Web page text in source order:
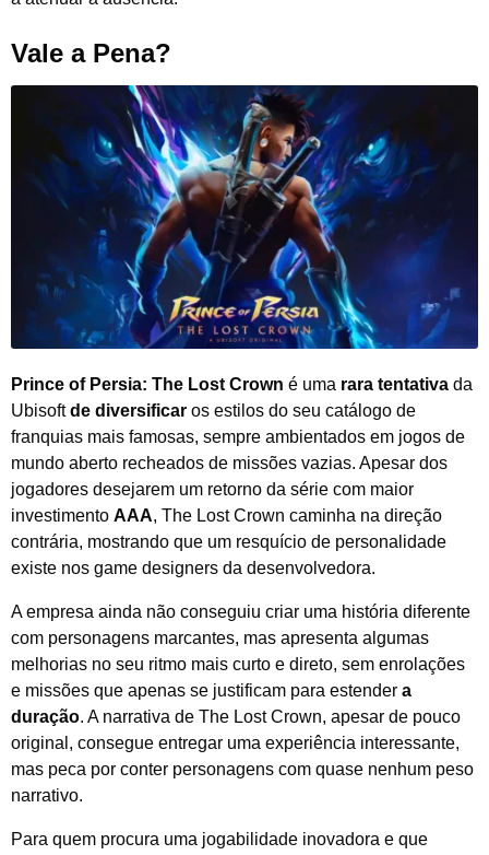
Vale a Pena?
Prince of Persia: The Lost Crown é uma rara tentativa da
Ubisoftde diversificar os estilos do seu catálogo de
franquias mais famosas, sempre ambientados em jogos de
mundo aberto recheados de missões vazias. Apesar dos
jogadores desejarem um retorno da série com maior
investimento AAA, The Lost Crown caminha na direção
contrária, mostrando que um resquício de personalidade
existe nos game designers da desenvolvedora.
A empresa ainda não conseguiu criar uma história diferente
com personagens marcantes, mas apresenta algumas
melhorias no seu ritmo mais curto e direto, sem enrolações
e missões que apenas se justificam para estender a
duração. A narrativa de The Lost Crown, apesar de pouco
original, consegue entregar uma experiência interessante,
mas peca por conter personagens com quase nenhum peso
narrativo.
Para quem procura uma jogabilidade inovadora e que